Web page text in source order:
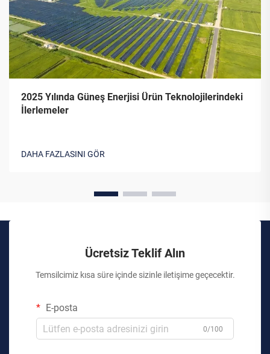
2025 Yılında Güneş Enerjisi Ürün Teknolojilerindeki
İlerlemeler
DAHA FAZLASINI GÖR
Ücretsiz Teklif Alın
Temsilcimiz kısa süre içinde sizinle iletişime geçecektir.
E-posta
0/100